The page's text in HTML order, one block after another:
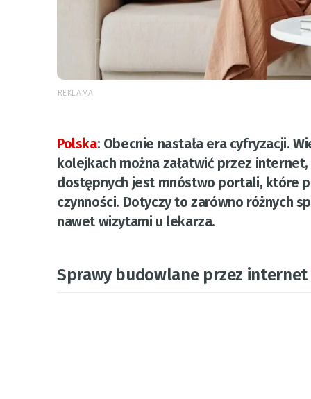
REKLAMA
Polska: Obecnie nastała era cyfryzacji.
kolejkach można załatwić przez
dostępnych jest mnóstwo portali, które
czynności. Dotyczy to zarówno różnych
nawet wizytami u lekarza.
Sprawy budowlane przez internet